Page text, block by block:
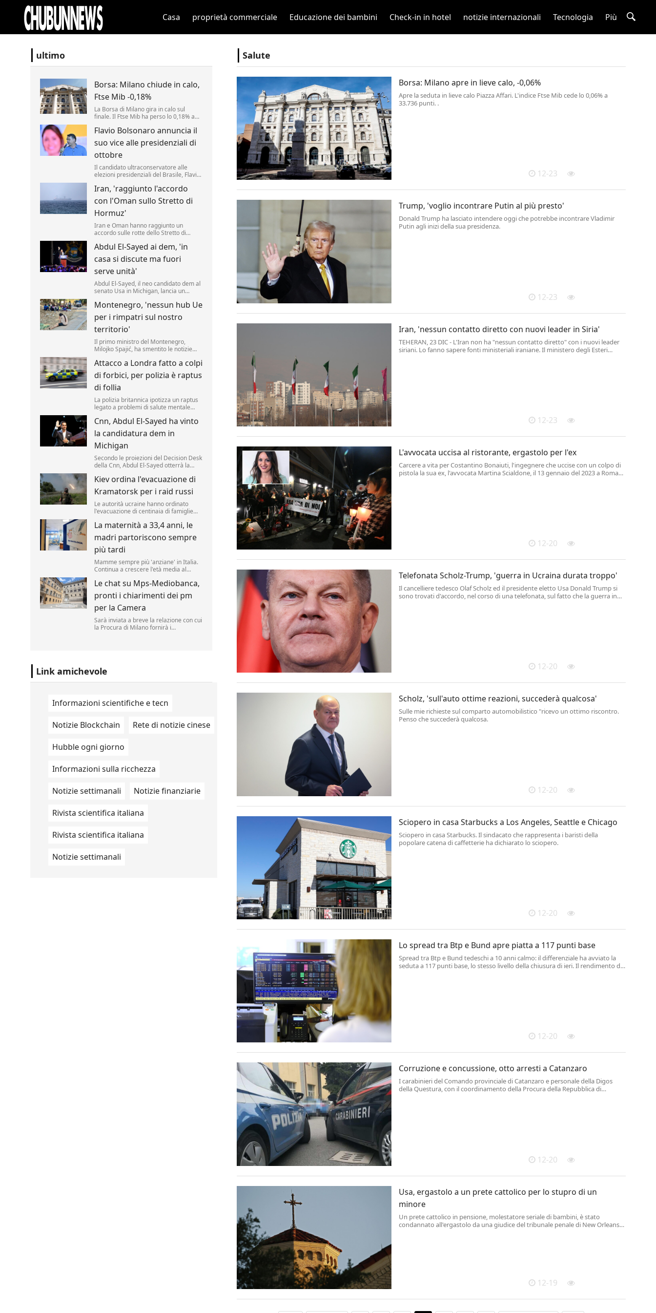
Casa proprietà commerciale Educazione dei bambini Check-in in hotel notizie internazionali Tecnologia Più
ultimo
Borsa: Milano chiude in calo,
Ftse Mib -0,18%
La Borsa di Milano gira in calo sul
finale. Il Ftse Mib ha perso lo 0,18% a
(-2,2%) tra i peggiori mentre i fari
restano accesi su Mps (+1,64%). .
Flavio Bolsonaro annuncia il
suo vice alle presidenziali di
ottobre
Il candidato ultraconservatore alle
elezioni presidenziali del Brasile, Flavio
che comporrà il ticket che sfiderà il
progressista Luiz Inácio da Lula agli
scrutini di ottobre.
Iran, 'raggiunto l'accordo
con l'Oman sullo Stretto di
Hormuz'
Iran e Oman hanno raggiunto un
accordo sulle rotte dello Stretto di
degli Esteri di Teheran, citato da Al
Arabiya, precisando sono state
"concordate le caratteristiche
geografiche del percorso" marittimo
nello Stretto.
Abdul El-Sayed ai dem, 'in
casa si discute ma fuori
serve unità'
Abdul El-Sayed, il neo candidato dem al
senato Usa in Michigan, lancia un
Montenegro, 'nessun hub Ue
per i rimpatri sul nostro
territorio'
Il primo ministro del Montenegro,
Milojko Spajić, ha smentito le notizie
Ue per i rimpatri nel Paese.
Attacco a Londra fatto a colpi
di forbici, per polizia è raptus
di follia
La polizia britannica ipotizza un raptus
legato a problemi di salute mentale
ferimento di 4 uomini avvenuto oggi a
Londra, nel cuore turistico di Covent
Garden.
Cnn, Abdul El-Sayed ha vinto
la candidatura dem in
Michigan
Secondo le proiezioni del Decision Desk
della Cnn, Abdul El-Sayed otterrà la
Usa in Michigan, regalando ai
progressisti un'importante vittoria in
una primaria decisiva.
Kiev ordina l'evacuazione di
Kramatorsk per i raid russi
Le autorità ucraine hanno ordinato
l'evacuazione di centinaia di famiglie
Kramatorsk, nell'Ucraina orientale, a
causa dell'intensificarsi degli attacchi
russi, mentre le truppe di Mosca
avanzano nelle vicinanze.
La maternità a 33,4 anni, le
madri partoriscono sempre
più tardi
Mamme sempre più 'anziane' in Italia.
Continua a crescere l'età media al
per le italiane nel 2025 (era 33,3 nel
2024) e 31,4 anni per le cittadine
straniere.
Le chat su Mps-Mediobanca,
pronti i chiarimenti dei pm
per la Camera
Sarà inviata a breve la relazione con cui
la Procura di Milano fornirà i
Link amichevole
Informazioni scientifiche e tecn
Notizie Blockchain Rete di notizie cinese
Hubble ogni giorno
Informazioni sulla ricchezza
Notizie settimanali Notizie finanziarie
Rivista scientifica italiana
Rivista scientifica italiana
Notizie settimanali
Salute
Borsa: Milano apre in lieve calo, -0,06%
Apre la seduta in lieve calo Piazza Affari. L'indice Ftse Mib cede lo 0,06% a
33.736 punti. .
12-23
Trump, 'voglio incontrare Putin al più presto'
Donald Trump ha lasciato intendere oggi che potrebbe incontrare Vladimir
Putin agli inizi della sua presidenza.
12-23
Iran, 'nessun contatto diretto con nuovi leader in Siria'
TEHERAN, 23 DIC - L'Iran non ha "nessun contatto diretto" con i nuovi leader
siriani. Lo fanno sapere fonti ministeriali iraniane. Il ministero degli Esteri
12-23
L'avvocata uccisa al ristorante, ergastolo per l'ex
Carcere a vita per Costantino Bonaiuti, l'ingegnere che uccise con un colpo di
pistola la sua ex, l'avvocata Martina Scialdone, il 13 gennaio del 2023 a Roma
12-20
Telefonata Scholz-Trump, 'guerra in Ucraina durata troppo'
Il cancelliere tedesco Olaf Scholz ed il presidente eletto Usa Donald Trump si
sono trovati d'accordo, nel corso di una telefonata, sul fatto che la guerra in
12-20
Scholz, 'sull'auto ottime reazioni, succederà qualcosa'
Sulle mie richieste sul comparto automobilistico "ricevo un ottimo riscontro.
Penso che succederà qualcosa.
12-20
Sciopero in casa Starbucks a Los Angeles, Seattle e Chicago
Sciopero in casa Starbucks. Il sindacato che rappresenta i baristi della
popolare catena di caffetterie ha dichiarato lo sciopero.
12-20
Lo spread tra Btp e Bund apre piatta a 117 punti base
Spread tra Btp e Bund tedeschi a 10 anni calmo: il differenziale ha avviato la
seduta a 117 punti base, lo stesso livello della chiusura di ieri. Il rendimento del
12-20
Corruzione e concussione, otto arresti a Catanzaro
I carabinieri del Comando provinciale di Catanzaro e personale della Digos
della Questura, con il coordinamento della Procura della Repubblica di
12-20
Usa, ergastolo a un prete cattolico per lo stupro di un
minore
Un prete cattolico in pensione, molestatore seriale di bambini, è stato
condannato all'ergastolo da una giudice del tribunale penale di New Orleans
12-19